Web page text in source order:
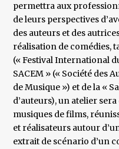
permettra aux
de leurs perspectives
des auteurs et des
réalisation de comédies,
(« Festival International
SACEM » (« Société des
de Musique ») et de la «
d’auteurs), un atelier
musiques de films,
et réalisateurs autour
extrait de scénario d’un